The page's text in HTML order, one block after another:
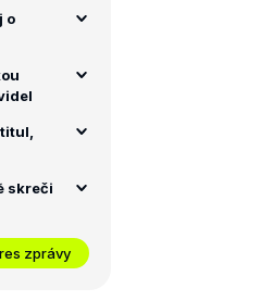
o
skreči
zprávy